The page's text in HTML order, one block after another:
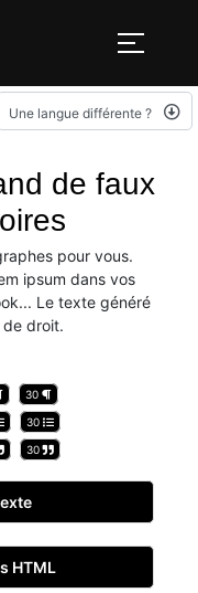
Une langue différente ?
de faux
pour vous.
ipsum dans vos
Le texte généré
droit.
30
30
30
HTML